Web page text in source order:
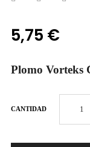
5,75 €
Plomo Vorteks
CANTIDAD